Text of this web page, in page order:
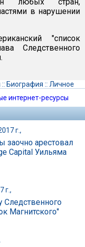
в нарушении
"список
Следственного
:: Биография :: Личное
интернет-ресурсы
г.,
заочно арестовал
Capital Уильяма
г.,
Магнитского"